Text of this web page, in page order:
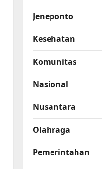
Jeneponto
Kesehatan
Komunitas
Nasional
Nusantara
Olahraga
Pemerintahan